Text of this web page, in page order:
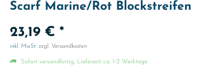
Scarf Marine/Rot Blockstreifen
23,19 € *
inkl. MwSt. zzgl. Versandkosten
Sofort versandfertig, Lieferzeit ca. 1-2 Werktage